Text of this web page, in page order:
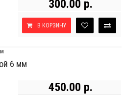
300.00 р.
В КОРЗИНУ
6 мм
450.00 р.